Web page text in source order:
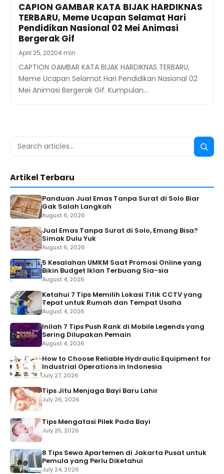
CAPION GAMBAR KATA BIJAK HARDIKNAS
TERBARU, Meme Ucapan Selamat Hari
Pendidikan Nasional 02 Mei Animasi
Bergerak Gif
April 25, 20204 min
CAPTION GAMBAR KATA BIJAK HARDIKNAS TERBARU,
Meme Ucapan Selamat Hari Pendidikan Nasional 02
Mei Animasi Bergerak Gif. Kumpulan…
Search
Search
Artikel Terbaru
Panduan Jual Emas Tanpa Surat di Solo Biar
Gak Salah Langkah
August 6, 2026
Jual Emas Tanpa Surat di Solo, Emang Bisa?
Simak Dulu Yuk
August 6, 2026
5 Kesalahan UMKM Saat Promosi Online yang
Bikin Budget Iklan Terbuang Sia-sia
August 4, 2026
Ketahui 7 Tips Memilih Lokasi Titik CCTV yang
Tepat untuk Rumah dan Tempat Usaha
August 4, 2026
Inilah 7 Tips Push Rank di Mobile Legends yang
Sering Dilupakan Pemain
August 4, 2026
How to Choose Reliable Hydraulic Equipment for
Industrial Operations in Indonesia
July 27, 2026
Tips Jitu Menjaga Bayi Baru Lahir
July 26, 2026
Tips Mengatasi Pilek Pada Bayi
July 25, 2026
8 Tips Sewa Apartemen di Jakarta Pusat untuk
Pemula yang Perlu Diketahui
July 24, 2026